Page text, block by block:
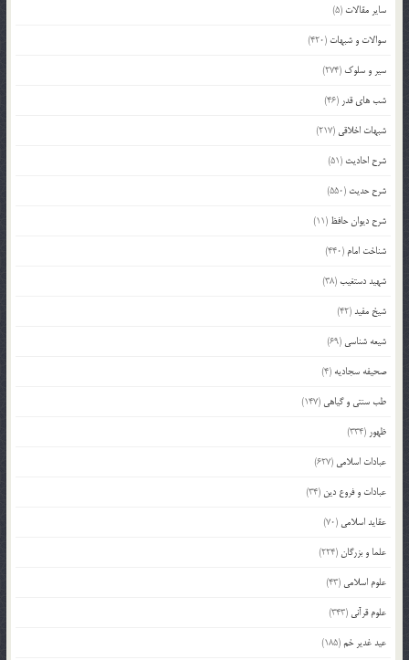
سایر مقالات (5)
سوالات و شبهات (420)
سیر و سلوک (274)
شب های قدر (46)
شبهات اخلاقی (217)
شرح احادیث (51)
شرح حدیث (550)
شرح دیوان حافظ (11)
شناخت امام (440)
شهید دستغیب(38)
شیخ مفید(42)
شیعه شناسی (69)
صحیفه سجادیه (4)
طب سنتی و گیاهی (147)
ظهور (334)
عبادات اسلامی (627)
عبادات و فروع دین (34)
عقاید اسلامی (70)
علما و بزرگان(224)
علوم اسلامی (43)
علوم قرآنی (343)
عید غدیر خم(185)